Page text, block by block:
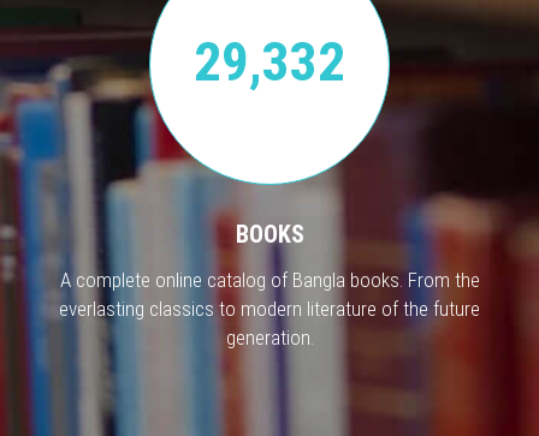
29,332
BOOKS
A complete online catalog of Bangla books. From the
everlasting classics to modern literature of the future
generation.